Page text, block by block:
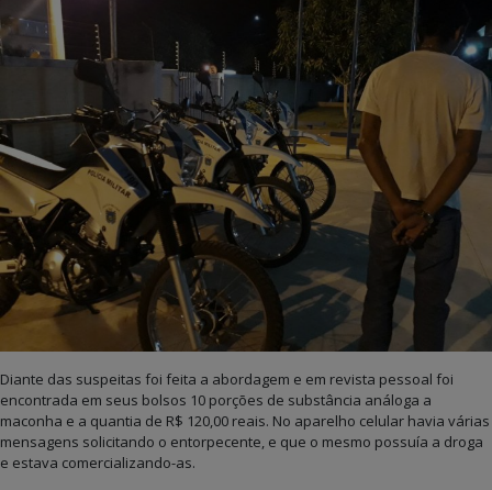
Diante das suspeitas foi feita a abordagem e em revista pessoal foi
encontrada em seus bolsos 10 porções de substância análoga a
maconha e a quantia de R$ 120,00 reais. No aparelho celular havia várias
mensagens solicitando o entorpecente, e que o mesmo possuía a droga
e estava comercializando-as.